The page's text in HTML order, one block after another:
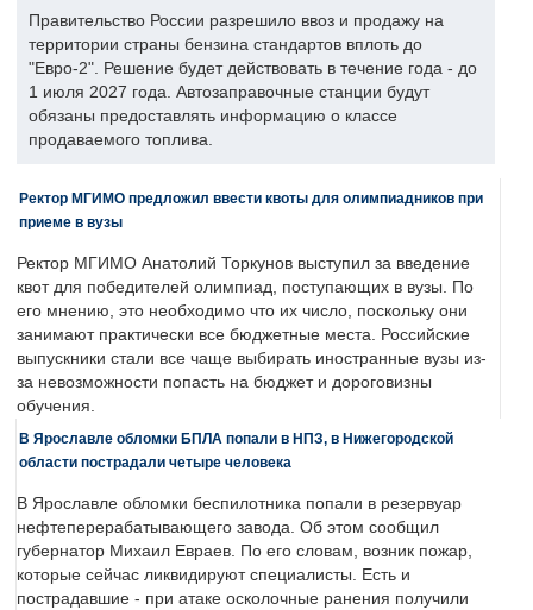
Правительство России разрешило ввоз и продажу на
территории страны бензина стандартов вплоть до
"Евро-2". Решение будет действовать в течение года - до
1 июля 2027 года. Автозаправочные станции будут
обязаны предоставлять информацию о классе
продаваемого топлива.
Ректор МГИМО предложил ввести квоты для олимпиадников при
приеме в вузы
Ректор МГИМО Анатолий Торкунов выступил за введение
квот для победителей олимпиад, поступающих в вузы. По
его мнению, это необходимо что их число, поскольку они
занимают практически все бюджетные места. Российские
выпускники стали все чаще выбирать иностранные вузы из-
за невозможности попасть на бюджет и дороговизны
обучения.
В Ярославле обломки БПЛА попали в НПЗ, в Нижегородской
области пострадали четыре человека
В Ярославле обломки беспилотника попали в резервуар
нефтеперерабатывающего завода. Об этом сообщил
губернатор Михаил Евраев. По его словам, возник пожар,
которые сейчас ликвидируют специалисты. Есть и
пострадавшие - при атаке осколочные ранения получили